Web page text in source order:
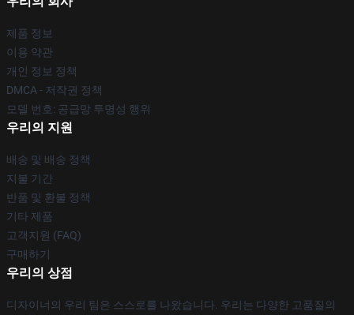
제품 정보
이용 약관
개인 정보 정책
DMCA - 저작권 정책
모델 번호: 공급망 투명성 행위
우리의 지원
배송 및 배송 정책
지불 기간
반품 및 환불 정책
기타 제품
고객지원 (FAQ)
구매하기
우리의 상점
디자이너의 우리 팀은 스스로를 나왔습니다. 우리는 다양한 고품질의